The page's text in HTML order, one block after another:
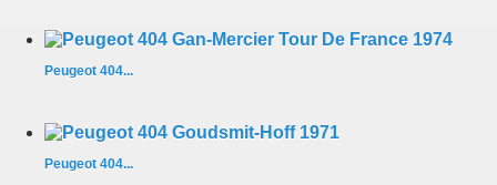
Peugeot 404...
Peugeot 404...